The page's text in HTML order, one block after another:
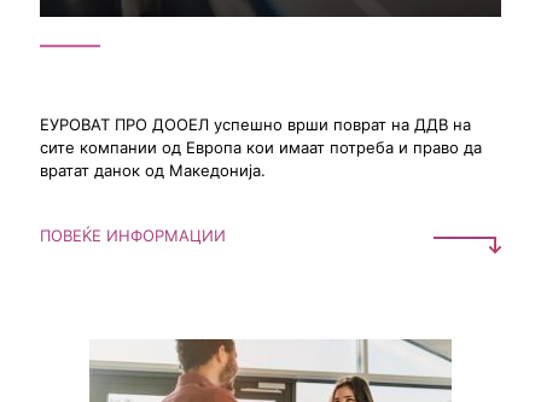
ЕУРОВАТ ПРО ДООЕЛ успешно врши поврат на ДДВ на
сите компании од Европа кои имаат потреба и право да
вратат данок од Македонија.
ПОВЕЌЕ ИНФОРМАЦИИ